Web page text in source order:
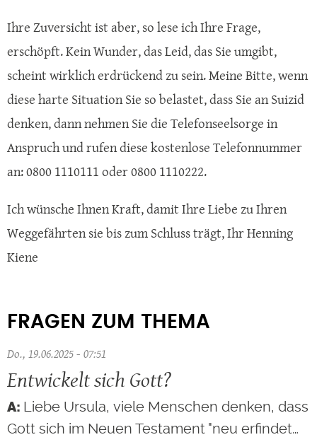
Ihre Zuversicht ist aber, so lese ich Ihre Frage,
erschöpft. Kein Wunder, das Leid, das Sie umgibt,
scheint wirklich erdrückend zu sein. Meine Bitte, wenn
diese harte Situation Sie so belastet, dass Sie an Suizid
denken, dann nehmen Sie die Telefonseelsorge in
Anspruch und rufen diese kostenlose Telefonnummer
an: 0800 1110111 oder 0800 1110222.
Ich wünsche Ihnen Kraft, damit Ihre Liebe zu Ihren
Weggefährten sie bis zum Schluss trägt, Ihr Henning
Kiene
FRAGEN ZUM THEMA
Do., 19.06.2025 - 07:51
Entwickelt sich Gott?
Liebe Ursula, viele Menschen denken, dass
Gott sich im Neuen Testament "neu erfindet…